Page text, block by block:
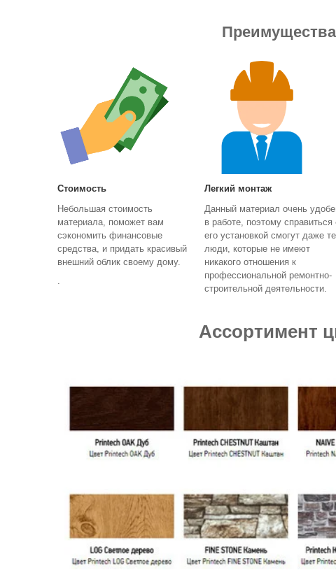
Стоимость
Небольшая стоимость
материала, поможет вам
сэкономить финансовые
средства, и придать красивый
внешний облик своему дому.
.
Легкий монтаж
Данный материал очень
в работе, поэтому справиться
его установкой смогут даже те
люди, которые не имеют
никакого отношения к
профессиональной ремонтно-
строительной деятельности.
Ассортимент